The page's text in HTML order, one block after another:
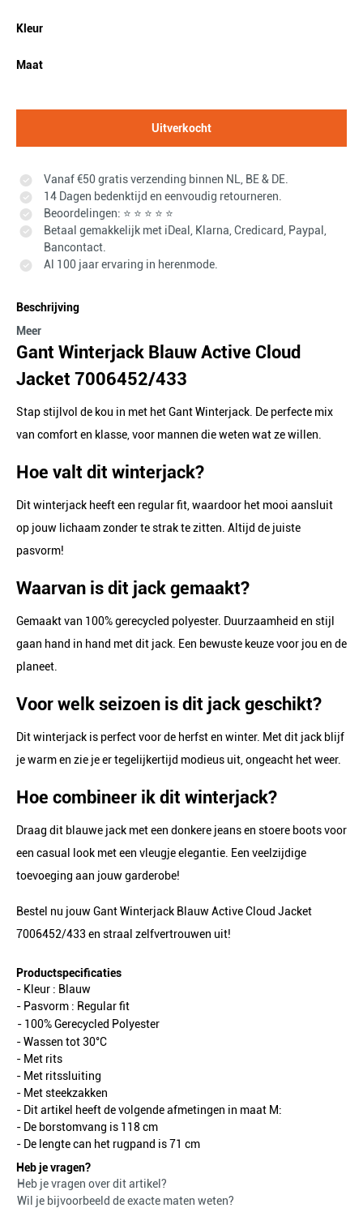
Kleur
Maat
Uitverkocht
Vanaf €50 gratis verzending binnen NL, BE & DE.
14 Dagen bedenktijd en eenvoudig retourneren.
Beoordelingen: ⭐ ⭐ ⭐ ⭐ ⭐
Betaal gemakkelijk met iDeal, Klarna, Credicard, Paypal,
Bancontact.
Al 100 jaar ervaring in herenmode.
Beschrijving
Meer
Gant Winterjack Blauw Active Cloud
Jacket 7006452/433
Stap stijlvol de kou in met het Gant Winterjack. De perfecte mix
van comfort en klasse, voor mannen die weten wat ze willen.
Hoe valt dit winterjack?
Dit winterjack heeft een regular fit, waardoor het mooi aansluit
op jouw lichaam zonder te strak te zitten. Altijd de juiste
pasvorm!
Waarvan is dit jack gemaakt?
Gemaakt van 100% gerecycled polyester. Duurzaamheid en stijl
gaan hand in hand met dit jack. Een bewuste keuze voor jou en de
planeet.
Voor welk seizoen is dit jack geschikt?
Dit winterjack is perfect voor de herfst en winter. Met dit jack blijf
je warm en zie je er tegelijkertijd modieus uit, ongeacht het weer.
Hoe combineer ik dit winterjack?
Draag dit blauwe jack met een donkere jeans en stoere boots voor
een casual look met een vleugje elegantie. Een veelzijdige
toevoeging aan jouw garderobe!
Bestel nu jouw Gant Winterjack Blauw Active Cloud Jacket
7006452/433 en straal zelfvertrouwen uit!
Productspecificaties
- Kleur : Blauw
- Pasvorm : Regular fit
- 100% Gerecycled Polyester
- Wassen tot 30°C
- Met rits
- Met ritssluiting
- Met steekzakken
- Dit artikel heeft de volgende afmetingen in maat M:
- De borstomvang is 118 cm
- De lengte can het rugpand is 71 cm
Heb je vragen?
Heb je vragen over dit artikel?
Wil je bijvoorbeeld de exacte maten weten?